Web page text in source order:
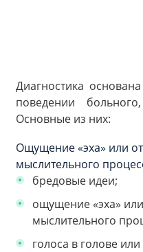
Диагностика
поведении
Основные из них:
Ощущение «эха» или
мыслительного
бредовые идеи;
ощущение «эха»
мыслительного
голоса в голове